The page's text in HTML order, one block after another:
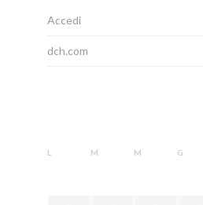
Accedi
dch.com
L M M G